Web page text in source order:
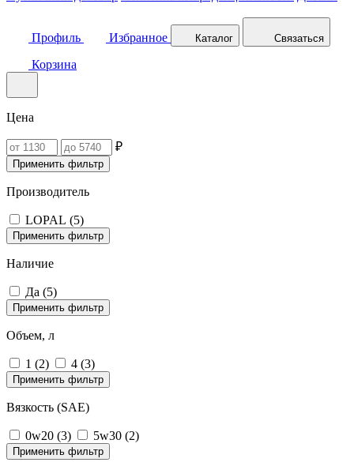
Профиль Избранное Каталог Связаться
Корзина
Цена
₽
Применить фильтр
Производитель
LOPAL (5)
Применить фильтр
Наличие
Да (5)
Применить фильтр
Объем, л
1 (2) 4 (3)
Применить фильтр
Вязкость (SAE)
0w20 (3) 5w30 (2)
Применить фильтр